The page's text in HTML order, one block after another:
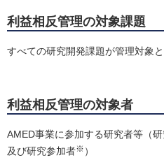
利益相反管理の対象課題
すべての研究開発課題が管理対象と
利益相反管理の対象者
AMED事業に参加する研究者等（
及び研究参加者※ ）